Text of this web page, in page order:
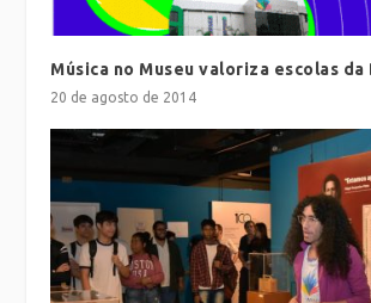
Música no Museu valoriza escolas da
20 de agosto de 2014